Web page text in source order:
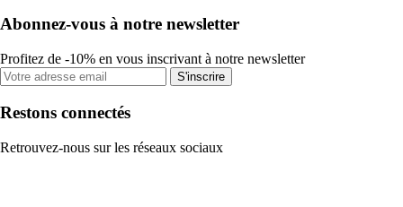
Abonnez-vous à notre newsletter
Profitez de -10% en vous inscrivant à notre newsletter
S'inscrire
Restons connectés
Retrouvez-nous sur les réseaux sociaux